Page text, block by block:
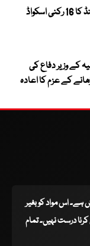
پاکستان کیخلاف ٹیسٹ سیریز ، انگلینڈ کا 16 رکنی اسکواڈ
کے وزیر دفاع کی
کے عزم کا اعادہ
ہے۔ اس مواد کو بغیر
درست نہیں۔ تمام